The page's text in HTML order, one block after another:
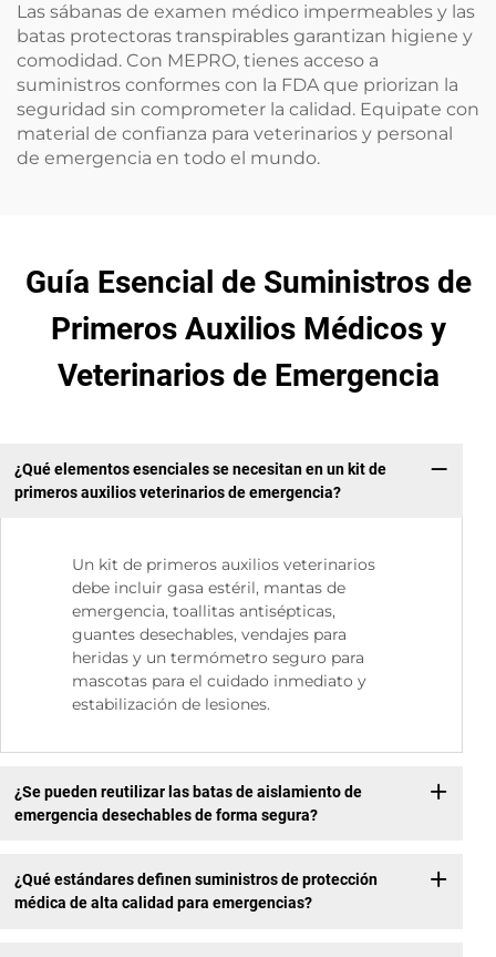
Las sábanas de examen médico impermeables y las
batas protectoras transpirables garantizan higiene y
comodidad. Con MEPRO, tienes acceso a
suministros conformes con la FDA que priorizan la
seguridad sin comprometer la calidad. Equipate con
material de confianza para veterinarios y personal
de emergencia en todo el mundo.
Guía Esencial de Suministros de
Primeros Auxilios Médicos y
Veterinarios de Emergencia
¿Qué elementos esenciales se necesitan en un kit de
primeros auxilios veterinarios de emergencia?
Un kit de primeros auxilios veterinarios
debe incluir gasa estéril, mantas de
emergencia, toallitas antisépticas,
guantes desechables, vendajes para
heridas y un termómetro seguro para
mascotas para el cuidado inmediato y
estabilización de lesiones.
¿Se pueden reutilizar las batas de aislamiento de
emergencia desechables de forma segura?
¿Qué estándares definen suministros de protección
médica de alta calidad para emergencias?